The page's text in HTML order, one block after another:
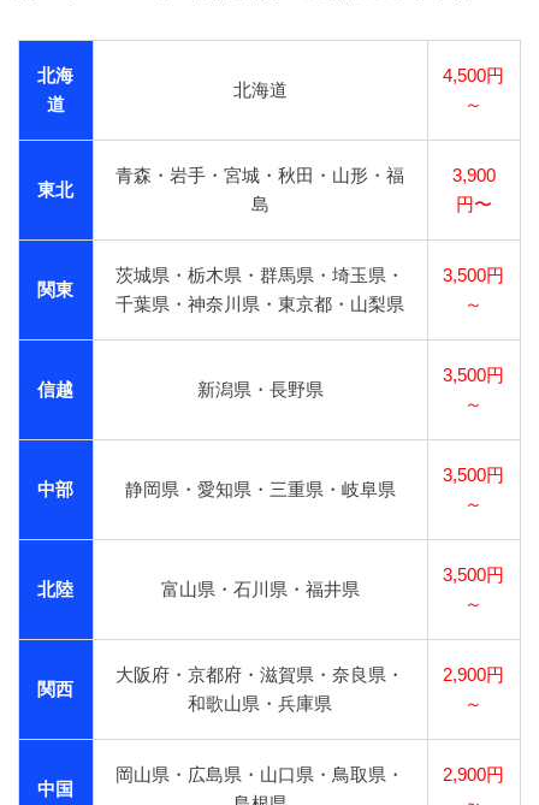
北海
道
北海道
4,500円
～
東北
青森・岩手・宮城・秋田・山形・福
島
3,900
円〜
関東
茨城県・栃木県・群馬県・埼玉県・
千葉県・神奈川県・東京都・山梨県
3,500円
～
信越 新潟県・長野県
3,500円
～
中部 静岡県・愛知県・三重県・岐阜県
3,500円
～
北陸 富山県・石川県・福井県
3,500円
～
関西
大阪府・京都府・滋賀県・奈良県・
和歌山県・兵庫県
2,900円
～
中国
岡山県・広島県・山口県・鳥取県・
2,900円